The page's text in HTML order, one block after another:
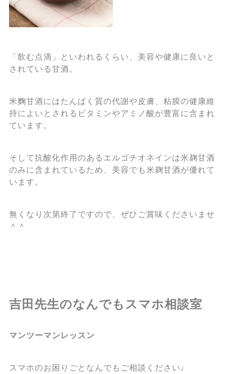
「飲む点滴」といわれるくらい、美容や健康に良いと
されている甘酒。
米麴甘酒にはたんぱく質の代謝や皮膚、粘膜の健康維
持によいとされるビタミンやアミノ酸が豊富に含まれ
ています。
そして抗酸化作用のあるエルゴチオネインは米麹甘酒
のみに含まれているため、美容でも米麹甘酒が優れて
います。
無くなり次第終了ですので、ぜひご賞味くださいませ
＾＾
吉田先生のなんでもスマホ相談室
マンツーマンレッスン
スマホのお困りごとなんでもご相談ください♩